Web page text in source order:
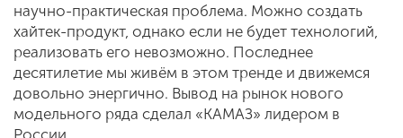
научно-практическая проблема. Можно создать
хайтек-продукт, однако если не будет технологий,
реализовать его невозможно. Последнее
десятилетие мы живём в этом тренде и движемся
довольно энергично. Вывод на рынок нового
модельного ряда сделал «КАМАЗ» лидером в
России.